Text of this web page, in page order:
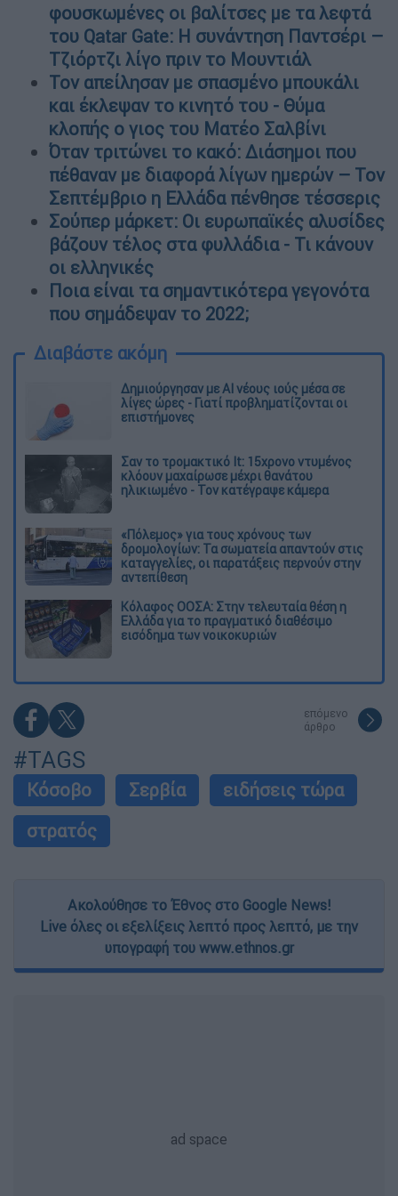
φουσκωμένες οι βαλίτσες με τα λεφτά
του Qatar Gate: Η συνάντηση Παντσέρι –
Τζιόρτζι λίγο πριν το Μουντιάλ
Τον απείλησαν με σπασμένο μπουκάλι
και έκλεψαν το κινητό του - Θύμα
κλοπής ο γιος του Ματέο Σαλβίνι
Όταν τριτώνει το κακό: Διάσημοι που
πέθαναν με διαφορά λίγων ημερών – Τον
Σεπτέμβριο η Ελλάδα πένθησε τέσσερις
Σούπερ μάρκετ: Οι ευρωπαϊκές αλυσίδες
βάζουν τέλος στα φυλλάδια - Τι κάνουν
οι ελληνικές
Ποια είναι τα σημαντικότερα γεγονότα
που σημάδεψαν το 2022;
Διαβάστε ακόμη
Δημιούργησαν με AI νέους ιούς μέσα σε
λίγες ώρες - Γιατί προβληματίζονται οι
επιστήμονες
Σαν το τρομακτικό It: 15χρονο ντυμένος
κλόουν μαχαίρωσε μέχρι θανάτου
ηλικιωμένο - Τον κατέγραψε κάμερα
«Πόλεμος» για τους χρόνους των
δρομολογίων: Τα σωματεία απαντούν στις
καταγγελίες, οι παρατάξεις περνούν στην
αντεπίθεση
Κόλαφος ΟΟΣΑ: Στην τελευταία θέση η
Ελλάδα για το πραγματικό διαθέσιμο
εισόδημα των νοικοκυριών
επόμενο
άρθρο
#TAGS
Κόσοβο Σερβία
ειδήσεις τώρα
στρατός
Ακολούθησε το Έθνος στο Google News!
Live όλες οι εξελίξεις λεπτό προς λεπτό, με την
υπογραφή του www.ethnos.gr